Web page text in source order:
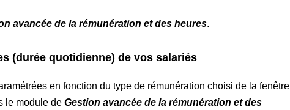
avancée de la rémunération et des heures.
(durée quotidienne) de vos salariés
en fonction du type de rémunération choisi de la fenêtre
le module deGestion avancée de la rémunération et des